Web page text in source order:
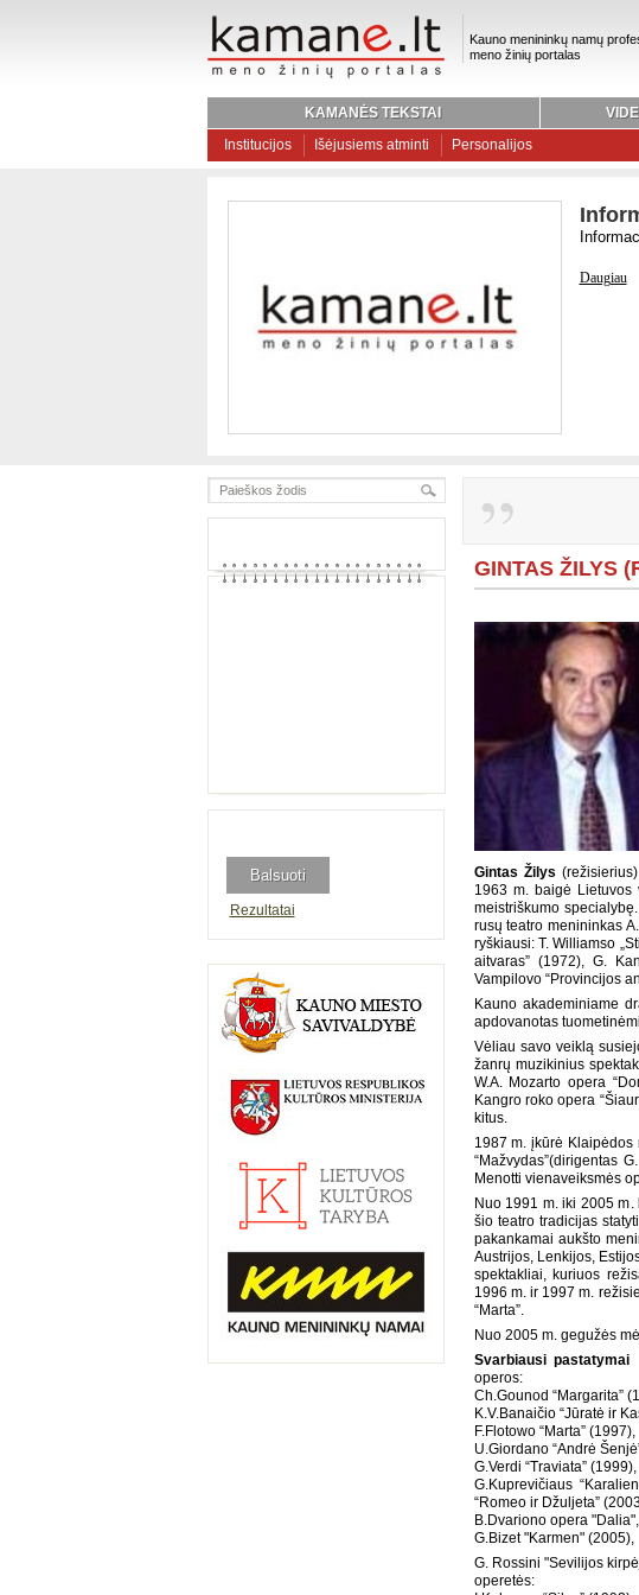
Kauno menininkų namų
meno žinių portalas
KAMANĖS TEKSTAI
Institucijos
Išėjusiems atminti Personalijos
Daugiau
Rezultatai
GINTAS ŽILYS
Gintas Žilys
1963 m. baigė Lietuvos
meistriškumo
rusų teatro menininkas
ryškiausi: T. Williamso
aitvaras” (1972), G.
Vampilovo “Provincijos
Kauno akademiniame
apdovanotas
Vėliau savo veiklą
žanrų muzikinius
W.A. Mozarto opera
Kangro roko opera
kitus.
1987 m. įkūrė Klaipėdos
“Mažvydas”(dirigentas
Menotti vienaveiksmės
Nuo 1991 m. iki 2005
šio teatro tradicijas
pakankamai aukšto
Austrijos, Lenkijos,
spektakliai, kuriuos
1996 m. ir 1997 m.
“Marta”.
Nuo 2005 m. gegužės
Svarbiausi pastatymai
operos:
Ch.Gounod “Margarita”
K.V.Banaičio “Jūratė ir
F.Flotowo “Marta” (1997),
U.Giordano “Andrė
G.Verdi “Traviata” (1999),
G.Kuprevičiaus
“Romeo ir Džuljeta”
B.Dvariono opera
G.Bizet "Karmen" (2005),
G. Rossini "Sevilijos
operetės: